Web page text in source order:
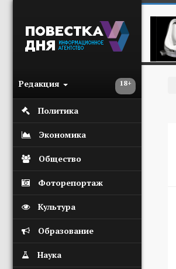
18+
Редакция
Политика
Экономика
Общество
Фоторепортаж
Культура
Образование
Наука